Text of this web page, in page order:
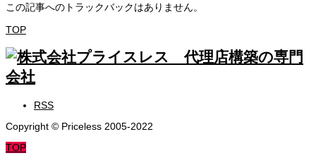
この記事へのトラックバックはありません。
TOP
RSS
Copyright © Priceless 2005-2022
TOP